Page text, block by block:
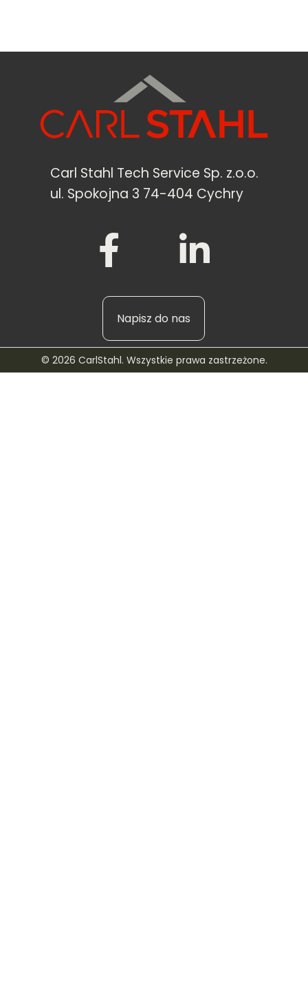
Carl Stahl Tech Service Sp. z.o.o.
ul. Spokojna 3 74-404 Cychry
Napisz do nas
© 2026 CarlStahl. Wszystkie prawa zastrzeżone.